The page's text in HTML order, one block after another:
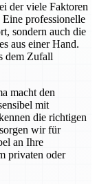
der viele Faktoren
professionelle
sondern auch die
aus einer Hand.
dem Zufall
macht den
mit
die richtigen
wir für
an Ihre
privaten oder